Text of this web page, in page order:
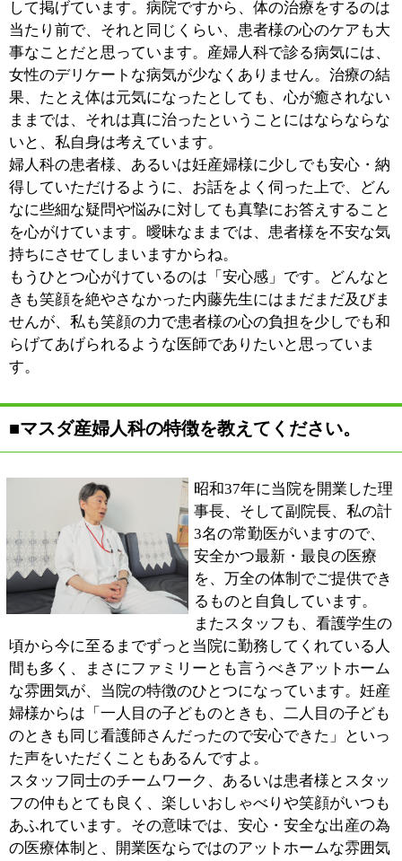
あふれています。その意味では、安心・安全な出産の為
の医療体制と、開業医ならではのアットホームな雰囲気
の両方を兼ね備えている点が、当院の最大の特徴なのか
もしれません。
■産前産後のケアにも力を入れているとのこと
ですが？
はい。まず産前に関しては、全3回の母親学級を通じ
て、出産や育児に関する基礎知識をお伝えするととも
に、当院で推奨していますソフロロジー式のリラックス
法（「陣痛は赤ちゃんを生み出す大切なエネルギー」と
考え、BGMやイメージトレーニングによってお産の不
安を取り除く方法）などをご指導しています。
一方、産後に関しては、助産師による母乳外来を行って
います。当院で出産されたお母様以外でもご利用いただ
くことができますので、母乳や授乳などに関してお悩み
の方は、お気軽にご相談いただければと思います。
そして、もうひとつ力を入れているのがアロママッサー
ジです。こちらは、特別な資格を持った看護師が中心と
なって、産後入院中に1回無料にて提供させていただい
ています。たいへん好評で、「有料でもかまわないので
す。
産婦人科というのは、赤ちゃんから、お母さんを経てお
ばあちゃんになるまで、女性のあらゆるステージをサポ
ートさせていただく診療科です。産科・婦人科・不妊
症・更年期障害など、女性の体のトータルな健康管理の
お手伝いをさせていただきたく思っていますので、お悩
みやお困りのことがありましたら、遠慮なくご相談くだ
また、これまで当院で出生された赤ちゃんは2万人を超
えており、現在の妊産婦様の中には「お母さんも、おば
あちゃんもここで出産した」という方などもいらっしゃ
います。当院がこの地で開業してから早半世紀。長く続
けてこられたのも、ひとえに皆様のおかげだと心得てお
ります。これからも、安心、安全な出産をお手伝いし、
そして何より地域の皆様のお力になれるように精進して
まいりたいと思っています。
※上記記事は2013.5に取材したものです。
情報時間の経過による変化などがございます事をご了承
ください。
科目 : ●産科●婦人科